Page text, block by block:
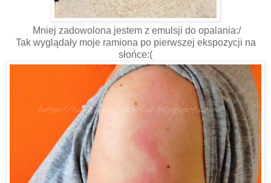
Mniej zadowolona jestem z emulsji do opalania:/
Tak wyglądały moje ramiona po pierwszej ekspozycji na
słońce:(